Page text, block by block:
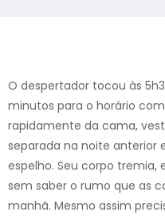
O despertador tocou às
minutos para o horário
rapidamente da cama,
separada na noite anterior
espelho. Seu corpo tremia,
sem saber o rumo que as
manhã. Mesmo assim